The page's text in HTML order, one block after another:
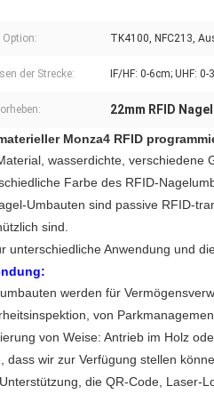
Option: TK4100, NFC213,
der Strecke: IF/HF: 0-6cm; UHF: 0-
22mm RFID
Monza4 RFID
wasserdichte, verschiedene
Farbe des RFID-
Umbauten sind passive RFID-
sind.
unterschiedliche Anwendung und
werden für
von
von Weise: Antrieb im Holz
dass wir zur Verfügung stellen
die QR-Code, Laser-